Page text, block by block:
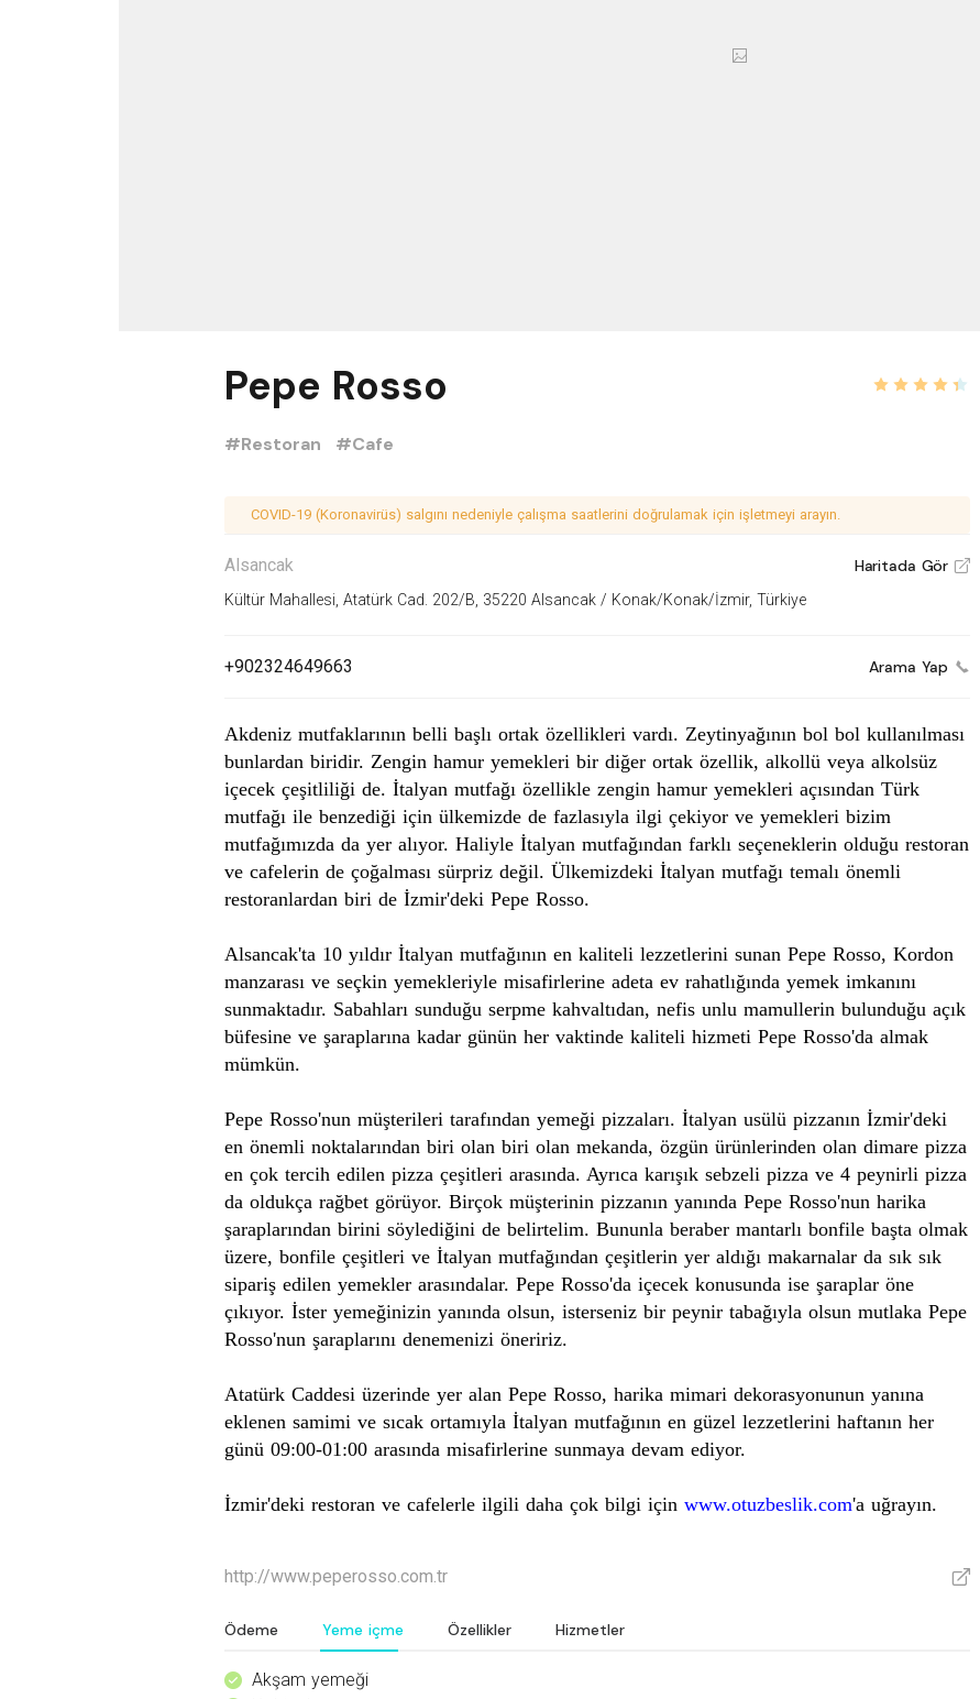
Pepe Rosso
#Restoran #Cafe
COVID-19 (Koronavirüs) salgını nedeniyle çalışma saatlerini doğrulamak için işletmeyi arayın.
Alsancak Haritada Gör V
Kültür Mahallesi, Atatürk Cad. 202/B, 35220 Alsancak / Konak/Konak/İzmir, Türkiye
+902324649663 Arama Yap
Akdeniz mutfaklarının belli başlı ortak özellikleri vardı. Zeytinyağının bol bol kullanılması
bunlardan biridir. Zengin hamur yemekleri bir diğer ortak özellik, alkollü veya alkolsüz
içecek çeşitliliği de. İtalyan mutfağı özellikle zengin hamur yemekleri açısından Türk
mutfağı ile benzediği için ülkemizde de fazlasıyla ilgi çekiyor ve yemekleri bizim
mutfağımızda da yer alıyor. Haliyle İtalyan mutfağından farklı seçeneklerin olduğu restoran
ve cafelerin de çoğalması sürpriz değil. Ülkemizdeki İtalyan mutfağı temalı önemli
restoranlardan biri de İzmir'deki Pepe Rosso.
Alsancak'ta 10 yıldır İtalyan mutfağının en kaliteli lezzetlerini sunan Pepe Rosso, Kordon
manzarası ve seçkin yemekleriyle misafirlerine adeta ev rahatlığında yemek imkanını
sunmaktadır. Sabahları sunduğu serpme kahvaltıdan, nefis unlu mamullerin bulunduğu açık
büfesine ve şaraplarına kadar günün her vaktinde kaliteli hizmeti Pepe Rosso'da almak
mümkün.
Pepe Rosso'nun müşterileri tarafından yemeği pizzaları. İtalyan usülü pizzanın İzmir'deki
en önemli noktalarından biri olan biri olan mekanda, özgün ürünlerinden olan dimare pizza
en çok tercih edilen pizza çeşitleri arasında. Ayrıca karışık sebzeli pizza ve 4 peynirli pizza
da oldukça rağbet görüyor. Birçok müşterinin pizzanın yanında Pepe Rosso'nun harika
şaraplarından birini söylediğini de belirtelim. Bununla beraber mantarlı bonfile başta olmak
üzere, bonfile çeşitleri ve İtalyan mutfağından çeşitlerin yer aldığı makarnalar da sık sık
sipariş edilen yemekler arasındalar. Pepe Rosso'da içecek konusunda ise şaraplar öne
çıkıyor. İster yemeğinizin yanında olsun, isterseniz bir peynir tabağıyla olsun mutlaka Pepe
Rosso'nun şaraplarını denemenizi öneririz.
Atatürk Caddesi üzerinde yer alan Pepe Rosso, harika mimari dekorasyonunun yanına
eklenen samimi ve sıcak ortamıyla İtalyan mutfağının en güzel lezzetlerini haftanın her
günü 09:00-01:00 arasında misafirlerine sunmaya devam ediyor.
İzmir'deki restoran ve cafelerle ilgili daha çok bilgi için www.otuzbeslik.com'a uğrayın.
http://www.peperosso.com.tr V
Ödeme Yeme içme Özellikler Hizmetler
^ Akşam yemeği